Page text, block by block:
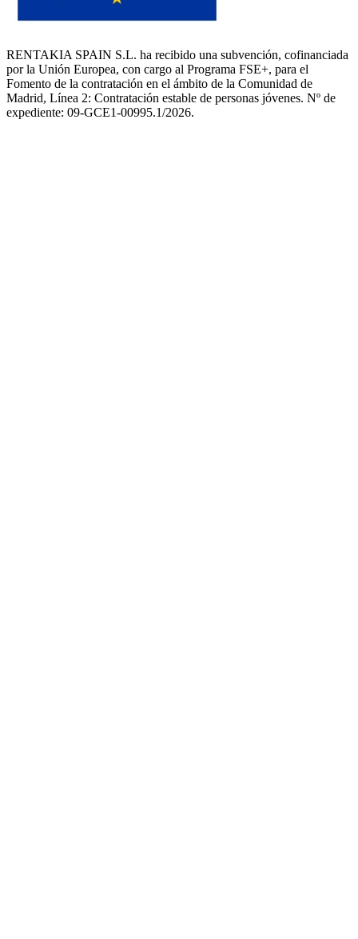
RENTAKIA SPAIN S.L. ha recibido una subvención, cofinanciada
por la Unión Europea, con cargo al Programa FSE+, para el
Fomento de la contratación en el ámbito de la Comunidad de
Madrid, Línea 2: Contratación estable de personas jóvenes. Nº de
expediente: 09-GCE1-00995.1/2026.